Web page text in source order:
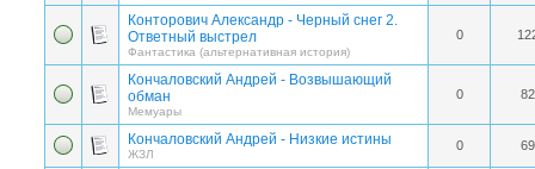
Конторович Александр - Черный снег 2.
Ответный выстрел
Фантастика (альтернативная история)
0
Кончаловский Андрей - Возвышающий
обман
Мемуары
0
Кончаловский Андрей - Низкие истины
ЖЗЛ
0